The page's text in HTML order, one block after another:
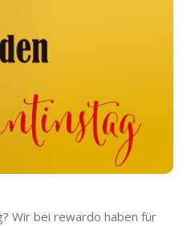
Wir bei rewardo haben für